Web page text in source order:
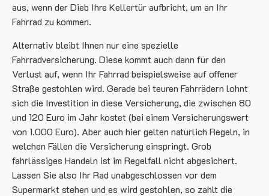
aus, wenn der Dieb Ihre Kellertür aufbricht, um an Ihr
Fahrrad zu kommen.
Alternativ bleibt Ihnen nur eine spezielle
Fahrradversicherung. Diese kommt auch dann für den
Verlust auf, wenn Ihr Fahrrad beispielsweise auf offener
Straße gestohlen wird. Gerade bei teuren Fahrrädern lohnt
sich die Investition in diese Versicherung, die zwischen 80
und 120 Euro im Jahr kostet (bei einem Versicherungswert
von 1.000 Euro). Aber auch hier gelten natürlich Regeln, in
welchen Fällen die Versicherung einspringt. Grob
fahrlässiges Handeln ist im Regelfall nicht abgesichert.
Lassen Sie also Ihr Rad unabgeschlossen vor dem
Supermarkt stehen und es wird gestohlen, so zahlt die